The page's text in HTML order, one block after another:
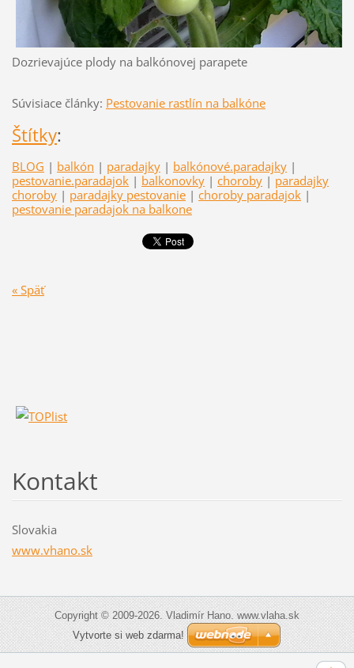
Dozrievajúce plody na balkónovej parapete
Súvisiace články: Pestovanie rastlín na balkóne
Štítky:
BLOG | balkón | paradajky | balkónové.paradajky |
pestovanie.paradajok | balkonovky | choroby | paradajky
choroby | paradajky pestovanie | choroby paradajok |
pestovanie paradajok na balkone
« Späť
Kontakt
Slovakia
www.vhano.sk
Copyright © 2009-2026. Vladimír Hano. www.vlaha.sk
Vytvorte si web zdarma!